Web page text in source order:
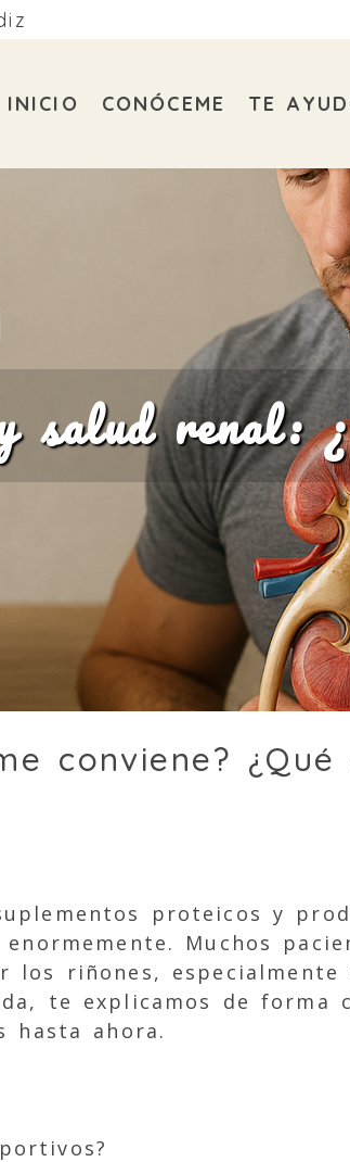
INICIO CONÓCEME TE
salud renal:
conviene? ¿Qué
proteicos y
Muchos
los riñones,
te explicamos de forma
hasta ahora.